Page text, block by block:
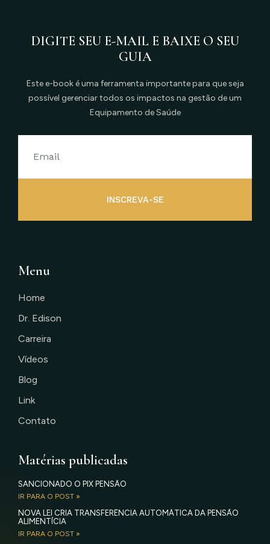
DIGITE SEU E-MAIL E BAIXE O SEU
GUIA
Este e-book é uma ferramenta importante para que seja
possível gerenciar todos os impactos na gestão de um
Equipamento de Saúde
INSCREVA-SE
Menu
Home
Dr. Edison
Carreira
Vídeos
Blog
Link
Contato
Matérias publicadas
SANCIONADO O PIX PENSÃO
IR PARA O POST »
NOVA LEI CRIA TRANSFERÊNCIA AUTOMÁTICA DA PENSÃO
ALIMENTÍCIA
IR PARA O POST »